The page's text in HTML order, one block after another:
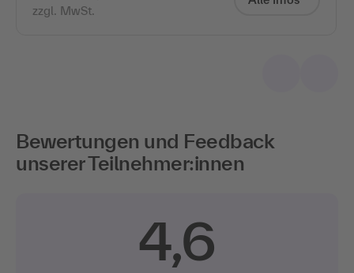
zzgl. MwSt.
Bewertungen und Feedback
unserer Teilnehmer:innen
4,6